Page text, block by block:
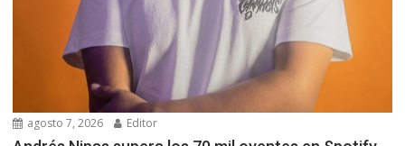
agosto 7, 2026 Editor